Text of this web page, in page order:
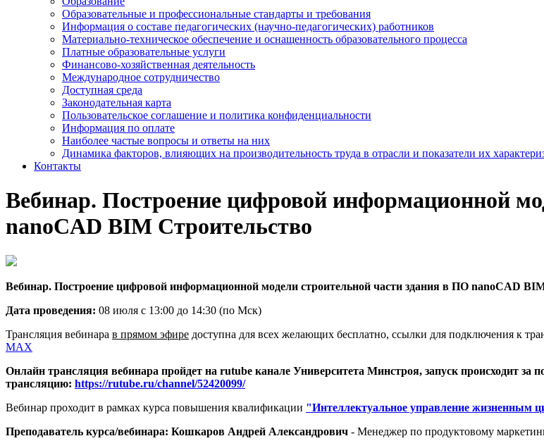
Образовательные и профессиональные стандарты и требования
Информация о составе педагогических (научно-педагогических) работников
Материально-техническое обеспечение и оснащенность образовательного процесса
Платные образовательные услуги
Финансово-хозяйственная деятельность
Международное сотрудничество
Доступная среда
Законодательная карта
Пользовательское соглашение и политика конфиденциальности
Информация по оплате
Наиболее частые вопросы и ответы на них
Динамика факторов, влияющих на производительность труда в отрасли и показатели их
Контакты
Вебинар. Построение цифровой информационной
nanoCAD BIM Строительство
Вебинар. Построение цифровой информационной модели строительной части здания в ПО nanoCAD
Дата проведения: 08 июля с 13:00 до 14:30 (по Мск)
Трансляция вебинара в прямом эфире доступна для всех желающих бесплатно, ссылки для подключения к
MAX
Онлайн трансляция вебинара пройдет на rutube канале Университета Минстроя, запуск происходит за
трансляцию: https://rutube.ru/channel/52420099/
Вебинар проходит в рамках курса повышения квалификации "Интеллектуальное управление жизненным
Преподаватель курса/вебинара: Кошкаров Андрей Александрович - Менеджер по продуктовому